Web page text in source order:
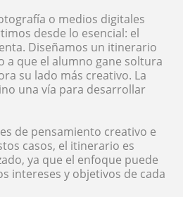
o medios digitales
desde lo esencial: el
Diseñamos un itinerario
a que el alumno gane soltura
su lado más creativo. La
una vía para desarrollar
de pensamiento creativo e
casos, el itinerario es
ya que el enfoque puede
intereses y objetivos de cada